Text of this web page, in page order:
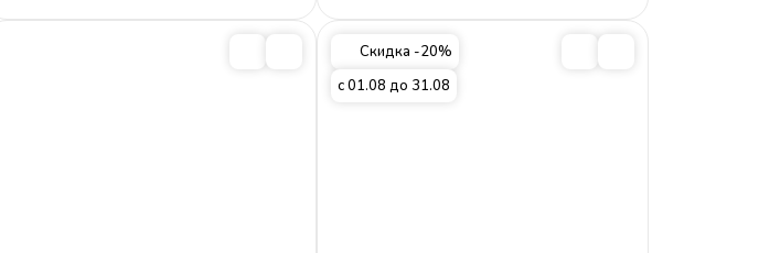
Скидка -20%
с 01.08 до 31.08